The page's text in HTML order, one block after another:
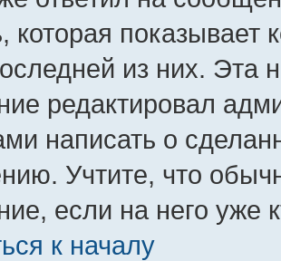
которая показывает
из них. Эта
редактировал
написать о
Учтите, что
если на него уже
к началу